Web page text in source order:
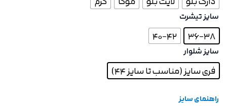
سایز تیشرت
36-38
40-42
سایز شلوار
فری سایز (مناسب تا سایز 44)
راهنمای سایز